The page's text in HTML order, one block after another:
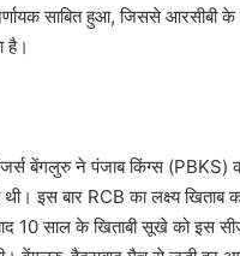
साबित हुआ, जिससे आरसीबी
है।
बेंगलुरु ने पंजाब किंग्स (PBKS)
थी। इस बार RCB का लक्ष्य खिताब
10 साल के खिताबी सूखे को इस